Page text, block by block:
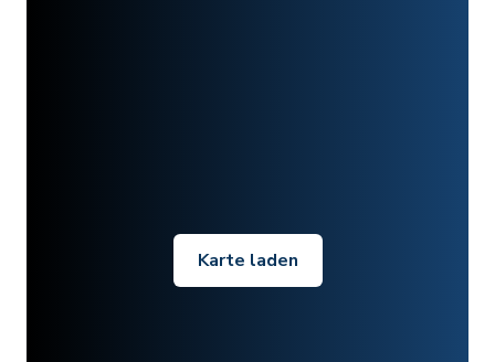
Karte laden